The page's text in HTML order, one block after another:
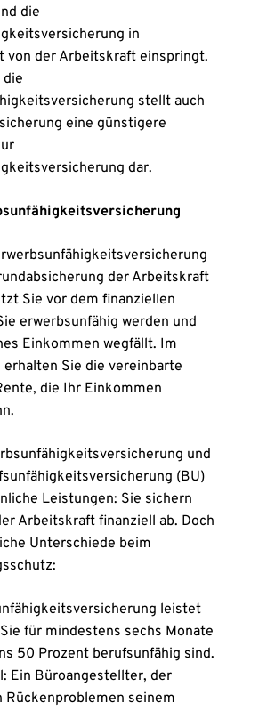
die
in
von der Arbeitskraft einspringt.
die
stellt auch
eine günstigere
dar.
der Arbeitskraft
Sie vor dem finanziellen
erwerbsunfähig werden und
Einkommen wegfällt. Im
Sie die vereinbarte
die Ihr Einkommen
und
(BU)
Leistungen: Sie sichern
Arbeitskraft finanziell ab. Doch
Unterschiede beim
leistet
für mindestens sechs Monate
50 Prozent berufsunfähig sind.
Ein Büroangestellter, der
Rückenproblemen seinem